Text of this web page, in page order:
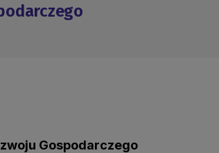
Gospodarczego